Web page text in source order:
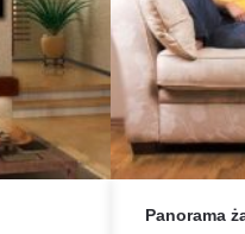
Panorama